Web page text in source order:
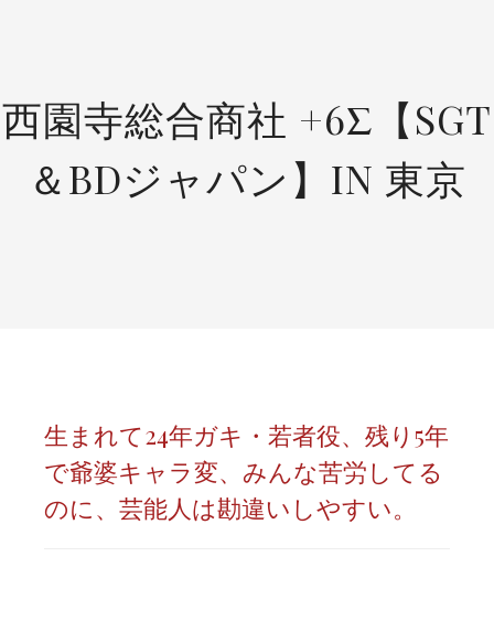
西園寺総合商社 +6Σ【SGT
＆BDジャパン】IN 東京
生まれて24年ガキ・若者役、残り5年
で爺婆キャラ変、みんな苦労してる
のに、芸能人は勘違いしやすい。